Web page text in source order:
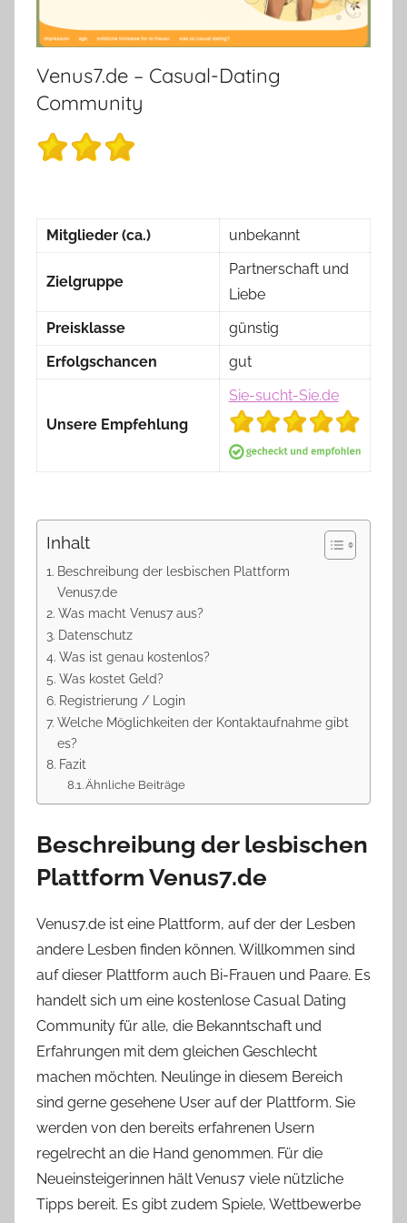
Venus7.de – Casual-Dating
Community
Mitglieder (ca.) unbekannt
Zielgruppe
Partnerschaft und
Liebe
Preisklasse
günstig
Erfolgschancen
gut
Unsere Empfehlung
Sie-sucht-Sie.de
Inhalt
Beschreibung der lesbischen Plattform
Venus7.de
Was macht Venus7 aus?
Datenschutz
Was ist genau kostenlos?
Was kostet Geld?
Registrierung / Login
Welche Möglichkeiten der Kontaktaufnahme gibt
es?
Fazit
Ähnliche Beiträge
Beschreibung der lesbischen
Plattform Venus7.de
Venus7.de ist eine Plattform, auf der der Lesben
andere Lesben finden können. Willkommen sind
auf dieser Plattform auch Bi-Frauen und Paare. Es
handelt sich um eine kostenlose Casual Dating
Community für alle, die Bekanntschaft und
Erfahrungen mit dem gleichen Geschlecht
machen möchten. Neulinge in diesem Bereich
sind gerne gesehene User auf der Plattform. Sie
werden von den bereits erfahrenen Usern
regelrecht an die Hand genommen. Für die
Neueinsteigerinnen hält Venus7 viele nützliche
Tipps bereit. Es gibt zudem Spiele, Wettbewerbe